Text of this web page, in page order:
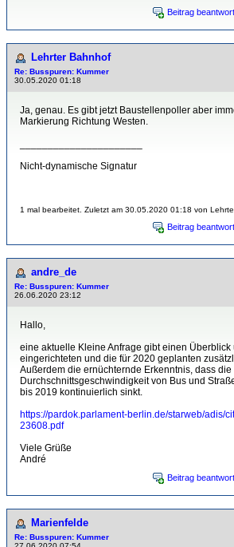
Beitrag
Lehrter Bahnhof
Re: Busspuren: Kummer
30.05.2020 01:18
Ja, genau. Es gibt jetzt Baustellenpoller aber
Markierung Richtung Westen.
Nicht-dynamische Signatur
1 mal bearbeitet. Zuletzt am 30.05.2020 01:18 von
Beitrag
andre_de
Re: Busspuren: Kummer
26.06.2020 23:12
Hallo,
eine aktuelle Kleine Anfrage gibt einen
eingerichteten und die für 2020 geplanten
Außerdem die ernüchternde Erkenntnis, dass die
Durchschnittsgeschwindigkeit von Bus und
bis 2019 kontinuierlich sinkt.
https://pardok.parlament-berlin.de/starweb/adis/
23608.pdf
Viele Grüße
André
Beitrag
Marienfelde
Re: Busspuren: Kummer